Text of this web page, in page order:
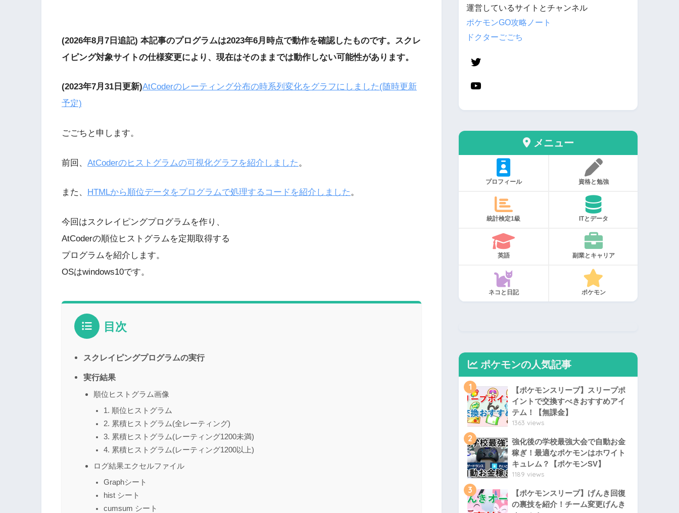
(2026年8月7日追記) 本記事のプログラムは2023年6月時点で動作を確認したものです。スクレ
イピング対象サイトの仕様変更により、現在はそのままでは動作しない可能性があります。
(2023年7月31日更新)AtCoderのレーティング分布の時系列変化をグラフにしました(随時更新
予定)
ごごちと申します。
前回、 AtCoderのヒストグラムの可視化グラフを紹介しました 。
また、 HTMLから順位データをプログラムで処理するコードを紹介しました。
今回はスクレイピングプログラムを作り、
AtCoderの順位ヒストグラムを定期取得する
プログラムを紹介します。
OSはwindows10です。
目次
スクレイピングプログラムの実行
実行結果
順位ヒストグラム画像
1. 順位ヒストグラム
2. 累積ヒストグラム(全レーティング)
3. 累積ヒストグラム(レーティング1200未満)
4. 累積ヒストグラム(レーティング1200以上)
ログ結果エクセルファイル
Graphシート
hist シート
cumsum シート
運営しているサイトとチャンネル
ポケモンGO攻略ノート
ドクターごごち
メニュー
プロフィール 資格と勉強
統計検定1級 ITとデータ
英語 副業とキャリア
ネコと日記 ポケモン
ポケモンの人気記事
1
【ポケモンスリープ】スリープポ
イントで交換すべきおすすめアイ
テム！【無課金】
1363 views
2
強化後の学校最強大会で自動お金
稼ぎ！最適なポケモンはホワイト
キュレム？【ポケモンSV】
1189 views
3
【ポケモンスリープ】げんき回復
の裏技を紹介！チーム変更げんき